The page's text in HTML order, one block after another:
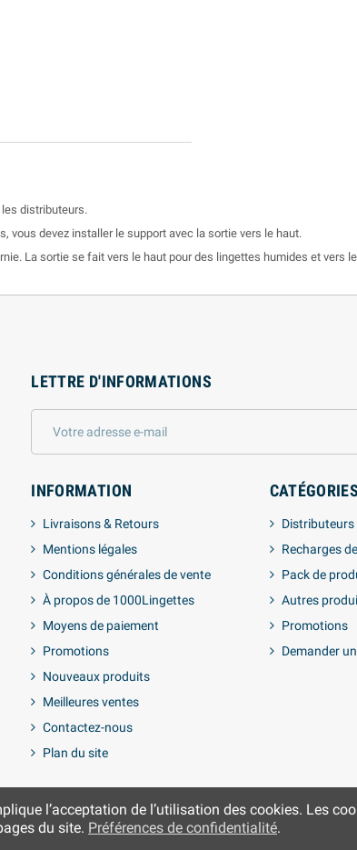
distributeurs.
vous devez installer le support avec la sortie vers le haut.
La sortie se fait vers le haut pour des lingettes humides et vers
LETTRE D'INFORMATIONS
INFORMATION
Livraisons & Retours
Mentions légales
Conditions générales de vente
À propos de 1000Lingettes
Moyens de paiement
Promotions
Nouveaux produits
Meilleures ventes
Contactez-nous
Plan du site
Distributeurs
Recharges
Pack de
Autres
Promotions
Demander
l’acceptation de l’utilisation des cookies. Les
du site. Préférences de confidentialité.